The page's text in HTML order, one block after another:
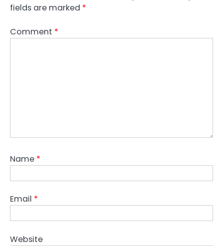
fields are marked *
Comment *
Name *
Email *
Website